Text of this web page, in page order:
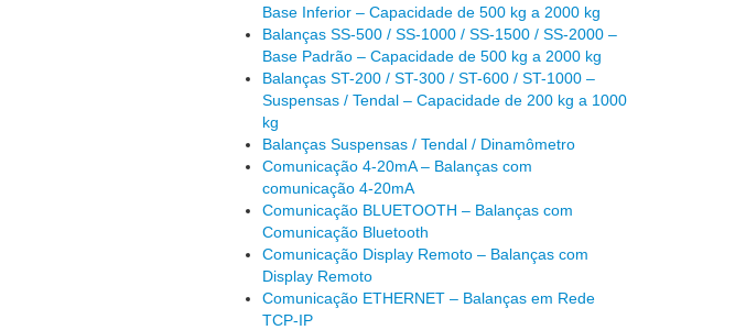
Base Inferior – Capacidade de 500 kg a 2000 kg
Balanças SS-500 / SS-1000 / SS-1500 / SS-2000 –
Base Padrão – Capacidade de 500 kg a 2000 kg
Balanças ST-200 / ST-300 / ST-600 / ST-1000 –
Suspensas / Tendal – Capacidade de 200 kg a 1000
kg
Balanças Suspensas / Tendal / Dinamômetro
Comunicação 4-20mA – Balanças com
comunicação 4-20mA
Comunicação BLUETOOTH – Balanças com
Comunicação Bluetooth
Comunicação Display Remoto – Balanças com
Display Remoto
Comunicação ETHERNET – Balanças em Rede
TCP-IP